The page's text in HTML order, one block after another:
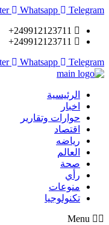
Whatsapp
Telegram
249912123711+
249912123711+
Whatsapp Telegram
الرئيسية
اخبار
حوارات وتقارير
اقتصاد
رياضه
العالم
صحة
رأي
منوعات
تكنولوجيا
Menu